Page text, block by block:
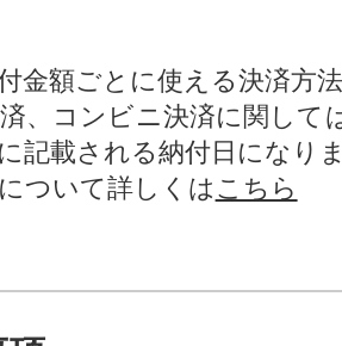
金額ごとに使える決済方
、コンビニ決済に関して
記載される納付日になり
ついて詳しくは こちら